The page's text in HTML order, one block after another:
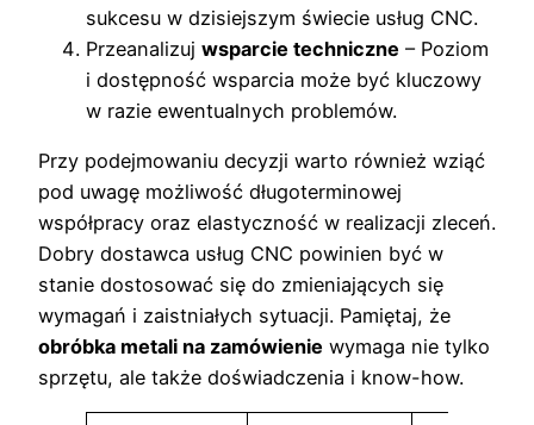
sukcesu w dzisiejszym świecie usług CNC.
Przeanalizuj wsparcie techniczne – Poziom
i dostępność wsparcia może być kluczowy
w razie ewentualnych problemów.
Przy podejmowaniu decyzji warto również wziąć
pod uwagę możliwość długoterminowej
współpracy oraz elastyczność w realizacji zleceń.
Dobry dostawca usług CNC powinien być w
stanie dostosować się do zmieniających się
wymagań i zaistniałych sytuacji. Pamiętaj, że
obróbka metali na zamówienie wymaga nie tylko
sprzętu, ale także doświadczenia i know-how.